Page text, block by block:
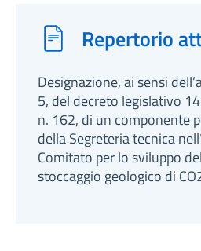
Repertorio
Designazione, ai sensi
5, del decreto legislativo
n. 162, di un componente
della Segreteria tecnica
Comitato per lo sviluppo
stoccaggio geologico di